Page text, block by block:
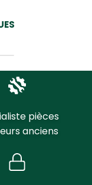
pièces
anciens